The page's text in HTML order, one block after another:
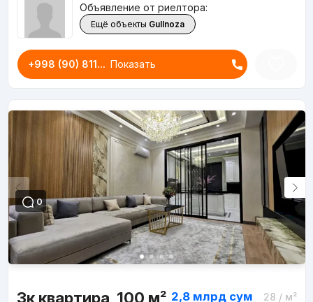
Объявление от риелтора:
Ещё объекты Gullnoza
+998 (90) 811... Показать
0
3к квартира, 100 м² 2,8 млрд сум 28 / м²